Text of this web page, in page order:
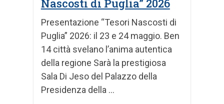
Nascosti di Puglia” 2026
Presentazione “Tesori Nascosti di
Puglia” 2026: il 23 e 24 maggio. Ben
14 città svelano l’anima autentica
della regione Sarà la prestigiosa
Sala Di Jeso del Palazzo della
Presidenza della ...